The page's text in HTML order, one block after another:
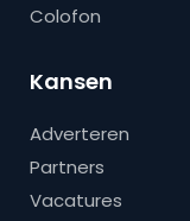
Colofon
Kansen
Adverteren
Partners
Vacatures